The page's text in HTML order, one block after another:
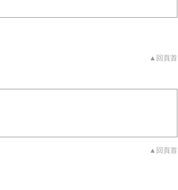
▲回頁首
▲回頁首